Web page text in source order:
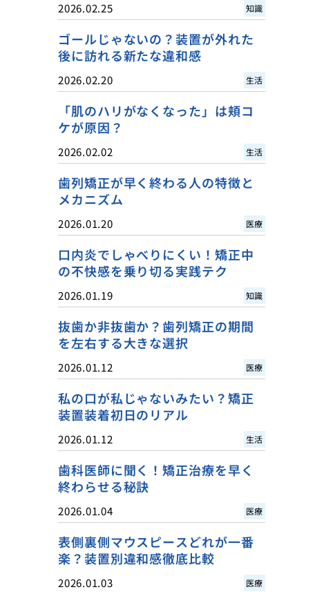
2026.02.25 知識
ゴールじゃないの？装置が外れた
後に訪れる新たな違和感
2026.02.20 生活
「肌のハリがなくなった」は頬コ
ケが原因？
2026.02.02 生活
歯列矯正が早く終わる人の特徴と
メカニズム
2026.01.20 医療
口内炎でしゃべりにくい！矯正中
の不快感を乗り切る実践テク
2026.01.19 知識
抜歯か非抜歯か？歯列矯正の期間
を左右する大きな選択
2026.01.12 医療
私の口が私じゃないみたい？矯正
装置装着初日のリアル
2026.01.12 生活
歯科医師に聞く！矯正治療を早く
終わらせる秘訣
2026.01.04 医療
表側裏側マウスピースどれが一番
楽？装置別違和感徹底比較
2026.01.03 医療